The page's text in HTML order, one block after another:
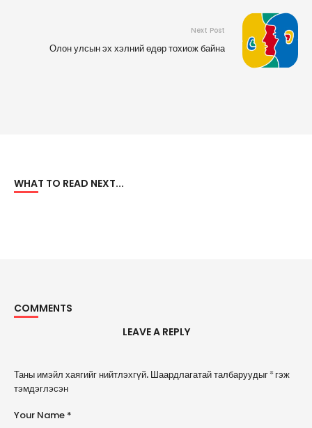
Next Post
Олон улсын эх хэлний өдөр тохиож байна
WHAT TO READ NEXT...
COMMENTS
LEAVE A REPLY
Таны имэйл хаягийг нийтлэхгүй. Шаардлагатай талбаруудыг*гэж
тэмдэглэсэн
Your Name *
A
l
e